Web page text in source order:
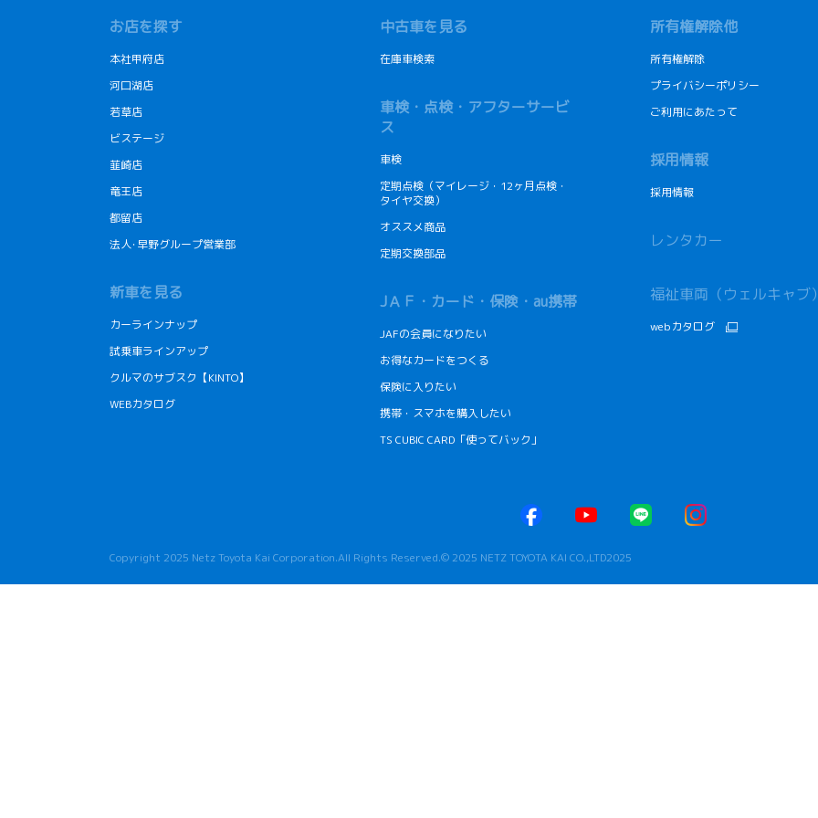
お店を探す
本社甲府店
河口湖店
若草店
ビステージ
韮崎店
竜王店
都留店
法人･早野グループ営業部
新車を見る
カーラインナップ
試乗車ラインアップ
クルマのサブスク【KINTO】
WEBカタログ
中古車を見る
在庫車検索
車検・点検・アフターサービ
ス
車検
定期点検（マイレージ・12ヶ月点検・
タイヤ交換）
オススメ商品
定期交換部品
JＡＦ・カード・保険・au携帯
JAFの会員になりたい
お得なカードをつくる
保険に入りたい
携帯・スマホを購入したい
TS CUBIC CARD「使ってバック」
所有権解除他
所有権解除
プライバシーポリシー
ご利用にあたって
採用情報
採用情報
レンタカー
福祉車両（ウェルキャブ
webカタログ
Copyright 2025 Netz Toyota Kai Corporation.All Rights Reserved.© 2025 NETZ TOYOTA KAI CO.,LTD2025